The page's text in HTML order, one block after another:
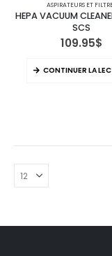
ASPIRATEURS ET
HEPA VACUUM
SCS
109.95$
CONTINUER LA